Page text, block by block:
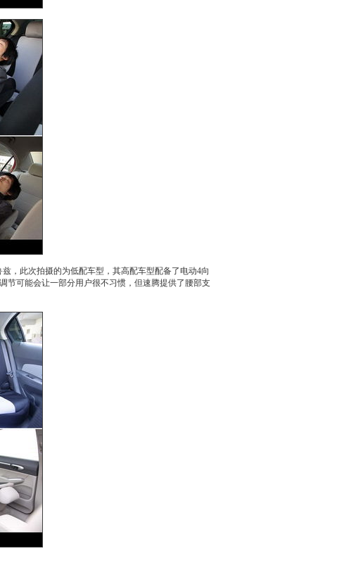
兹 ，此次拍摄的为低配车型，其高配车型配备了电动4向
节可能会让一部分用户很不习惯，但速腾提供了腰部支